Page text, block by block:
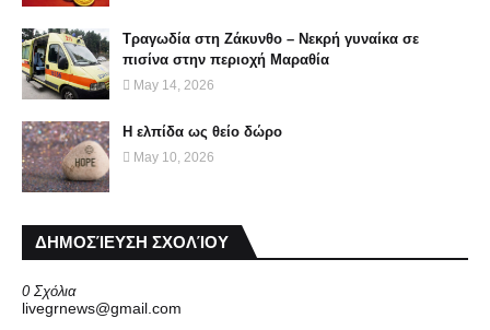
Τραγωδία στη Ζάκυνθο – Νεκρή γυναίκα σε
πισίνα στην περιοχή Μαραθία
May 14, 2026
Η ελπίδα ως θείο δώρο
May 10, 2026
ΔΗΜΟΣΊΕΥΣΗ ΣΧΟΛΊΟΥ
0 Σχόλια
livegrnews@gmail.com